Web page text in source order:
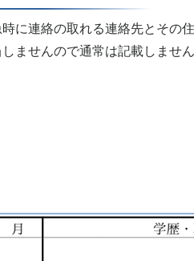
に連絡の取れる連絡先とその
ませんので通常は記載しませ